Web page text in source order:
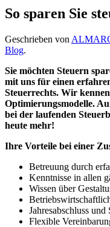
So sparen Sie
Geschrieben von
Blog.
Sie möchten Steuern
mit uns für einen
Steuerrechts. Wir
Optimierungsmodelle.
bei der laufenden
heute mehr!
Ihre Vorteile bei einer
Betreuung durch
Kenntnisse in allen
Wissen über
Jahresabschluss
Flexible